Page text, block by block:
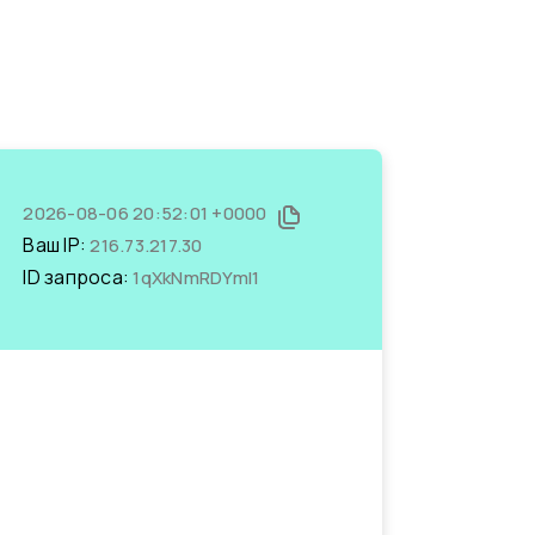
2026-08-06 20:52:01 +0000
Ваш IP:216.73.217.30
ID запроса:1qXkNmRDYmI1